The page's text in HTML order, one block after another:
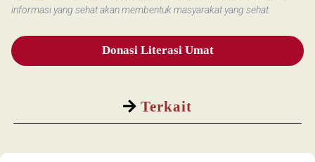
Terkait
informasi yang sehat akan membentuk masyarakat yang sehat.
Donasi Literasi Umat